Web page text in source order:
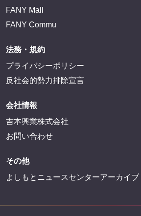
FANY Mall
FANY Commu
法務・規約
プライバシーポリシー
反社会的勢力排除宣言
会社情報
吉本興業株式会社
お問い合わせ
その他
よしもとニュースセンターアーカイブ